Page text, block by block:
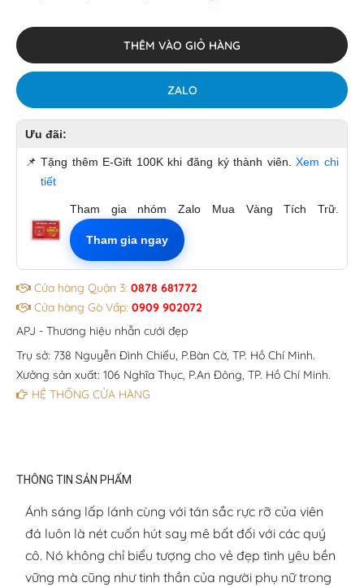
THÊM VÀO GIỎ HÀNG
ZALO
Ưu đãi:
📌 Tặng thêm E-Gift 100K khi đăng ký thành viên.Xem chi
tiết
Tham gia nhóm Zalo Mua Vàng Tích Trữ.
Tham gia ngay
Cửa hàng Quận 3: 0878 681772
Cửa hàng Gò Vấp: 0909 902072
APJ - Thương hiệu nhẫn cưới đẹp
Trụ sở: 738 Nguyễn Đình Chiểu, P.Bàn Cờ, TP. Hồ Chí Minh.
Xưởng sản xuất: 106 Nghĩa Thục, P.An Đông, TP. Hồ Chí Minh.
HỆ THỐNG CỬA HÀNG
THÔNG TIN SẢN PHẨM
Ánh sáng lấp lánh cùng với tán sắc rực rỡ của viên
đá luôn là nét cuốn hút say mê bất đối với các quý
cô. Nó không chỉ biểu tượng cho vẻ đẹp tình yêu bền
vững mà cũng như tinh thần của người phụ nữ trong